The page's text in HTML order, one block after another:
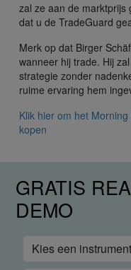
zal ze aan de marktprijs
dat u de TradeGuard
Merk op dat Birger
wanneer hij trade. Hij
strategie zonder
ruime ervaring hem
Klik hier om het
kopen
GRATIS
DEMO